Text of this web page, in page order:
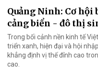
Quảng Ninh: Cơ hội
cảng biển - đô thị
Trong bối cảnh nền kinh tế
triển xanh, hiện đại và hội
khẳng định vị thế đỉnh cao
cao.